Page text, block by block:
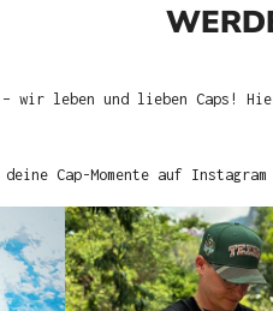
wir leben und lieben Caps!
Cap-Momente auf